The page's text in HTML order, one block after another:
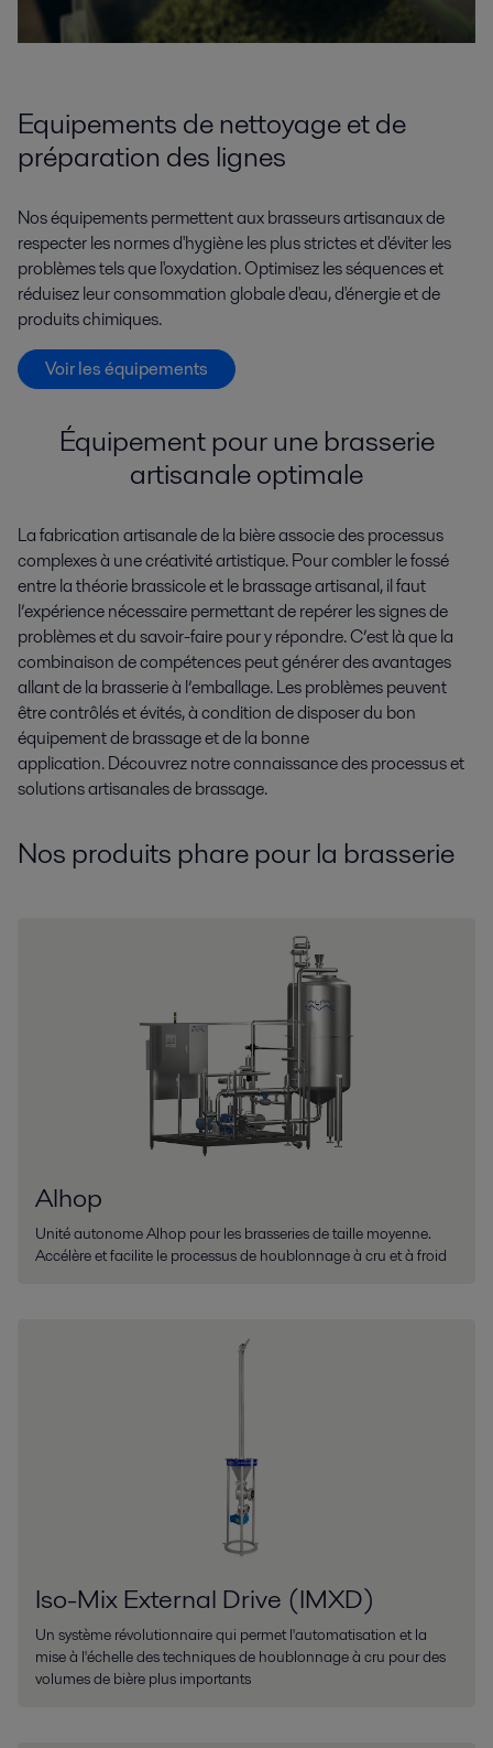
Equipements de nettoyage et de
préparation des lignes
Nos équipements permettent aux brasseurs artisanaux de
respecter les normes d'hygiène les plus strictes et d'éviter les
problèmes tels que l'oxydation. Optimisez les séquences et
réduisez leur consommation globale d'eau, d'énergie et de
produits chimiques.
Voir les équipements
Équipement pour une brasserie
artisanale optimale
La fabrication artisanale de la bière associe des processus
complexes à une créativité artistique. Pour combler le fossé
entre la théorie brassicole et le brassage artisanal, il faut
l’expérience nécessaire permettant de repérer les signes de
problèmes et du savoir-faire pour y répondre. C’est là que la
combinaison de compétences peut générer des avantages
allant de la brasserie à l’emballage. Les problèmes peuvent
être contrôlés et évités, à condition de disposer du bon
équipement de brassage et de la bonne
application. Découvrez notre connaissance des processus et
solutions artisanales de brassage.
Nos produits phare pour la brasserie
Alhop
Unité autonome Alhop pour les brasseries de taille moyenne.
Accélère et facilite le processus de houblonnage à cru et à froid
Iso-Mix External Drive (IMXD)
Un système révolutionnaire qui permet l'automatisation et la
mise à l'échelle des techniques de houblonnage à cru pour des
volumes de bière plus importants